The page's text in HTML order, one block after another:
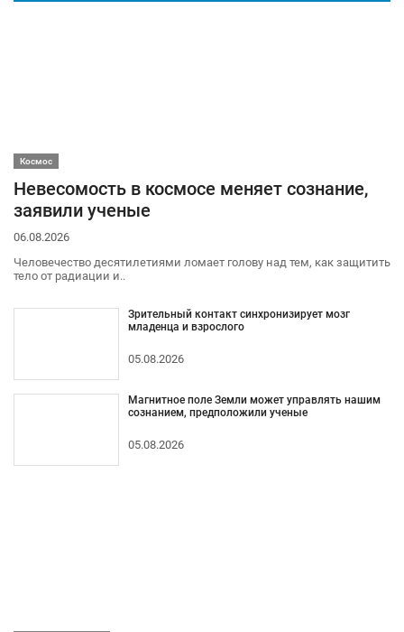
Космос
Невесомость в космосе меняет сознание,
заявили ученые
06.08.2026
Человечество десятилетиями ломает голову над тем, как защитить
тело от радиации и..
Зрительный контакт синхронизирует мозг
младенца и взрослого
05.08.2026
Магнитное поле Земли может управлять нашим
сознанием, предположили ученые
05.08.2026